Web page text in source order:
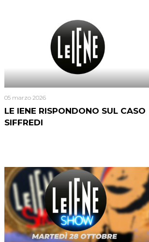
LE IENE RISPONDONO SUL CASO
SIFFREDI
05 marzo 2026